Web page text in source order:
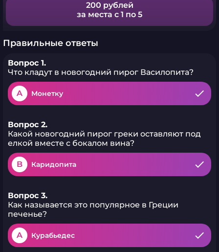
200 рублей
за места с 1 по 5
Правильные ответы
Вопрос 1.
Что кладут в новогодний пирог Василопита?
A Монетку
Вопрос 2.
Какой новогодний пирог греки оставляют под
елкой вместе с бокалом вина?
B Каридопита
Вопрос 3.
Как называется это популярное в Греции
печенье?
A Курабьедес